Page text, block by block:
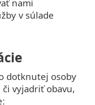
nami
v súlade
dotknutej osoby
vyjadriť obavu,